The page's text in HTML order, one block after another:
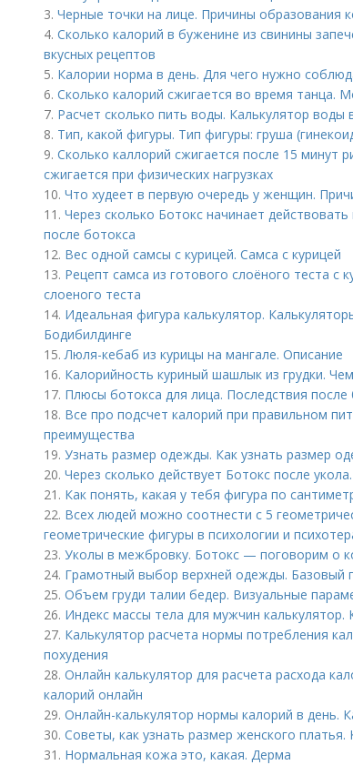
3. Черные точки на лице. Причины образования
4. Сколько калорий в буженине из свинины
вкусных рецептов
5. Калории норма в день. Для чего нужно
6. Сколько калорий сжигается во время танца.
7. Расчет сколько пить воды. Калькулятор воды
8. Тип, какой фигуры. Тип фигуры: груша
9. Сколько каллорий сжигается после 15 минут
сжигается при физических нагрузках
10. Что худеет в первую очередь у женщин.
11. Через сколько Ботокс начинает
после ботокса
12. Вес одной самсы с курицей. Самса с курицей
13. Рецепт самса из готового слоёного теста с
слоеного теста
14. Идеальная фигура калькулятор.
Бодибилдинге
15.Люля-кебаб из курицы на мангале. Описание
16. Калорийность куриный шашлык из грудки.
17. Плюсы ботокса для лица. Последствия после
18. Все про подсчет калорий при правильном
преимущества
19. Узнать размер одежды. Как узнать размер
20. Через сколько действует Ботокс после
21. Как понять, какая у тебя фигура по
22. Всех людей можно соотнести с 5
геометрические фигуры в психологии и
23. Уколы в межбровку. Ботокс — поговорим о
24. Грамотный выбор верхней одежды. Базовый
25. Объем груди талии бедер. Визуальные
26. Индекс массы тела для мужчин
27. Калькулятор расчета нормы потребления
похудения
28. Онлайн калькулятор для расчета расхода
калорий онлайн
29. Онлайн-калькулятор нормы калорий в день.
30. Советы, как узнать размер женского
31. Нормальная кожа это, какая. Дерма